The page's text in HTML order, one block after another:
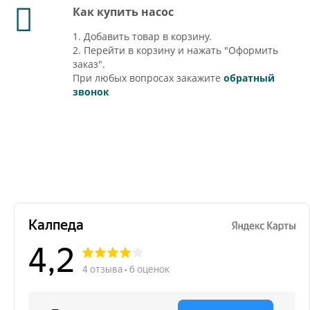
Как купить насос
1. Добавить товар в корзину.
2. Перейти в корзину и нажать "Оформить
заказ".
При любых вопросах закажите обратный
звонок